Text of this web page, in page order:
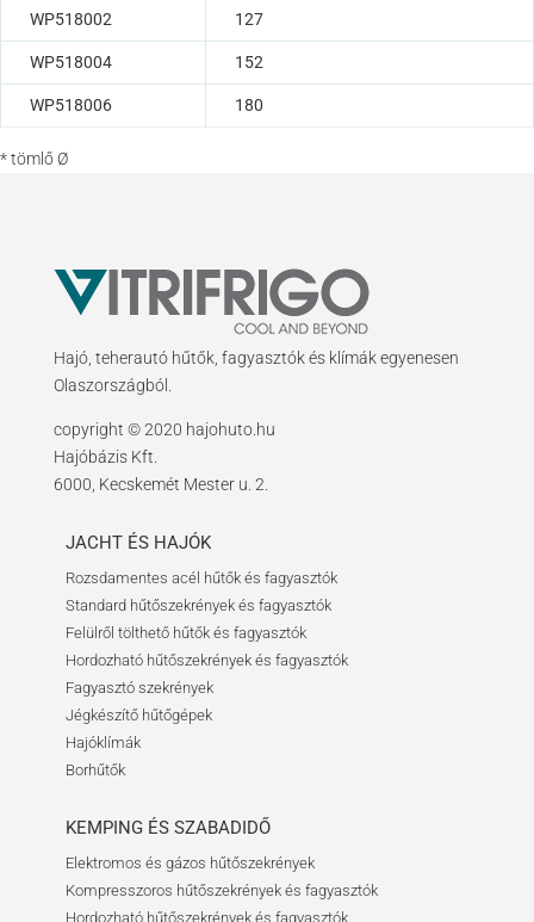
WP518002 127
WP518004 152
WP518006 180
* tömlő Ø
Hajó, teherautó hűtők, fagyasztók és klímák egyenesen
Olaszországból.
copyright © 2020 hajohuto.hu
Hajóbázis Kft.
6000, Kecskemét Mester u. 2.
JACHT ÉS HAJÓK
Rozsdamentes acél hűtők és fagyasztók
Standard hűtőszekrények és fagyasztók
Felülről tölthető hűtők és fagyasztók
Hordozható hűtőszekrények és fagyasztók
Fagyasztó szekrények
Jégkészítő hűtőgépek
Hajóklímák
Borhűtők
KEMPING ÉS SZABADIDŐ
Elektromos és gázos hűtőszekrények
Kompresszoros hűtőszekrények és fagyasztók
Hordozható hűtőszekrények és fagyasztók